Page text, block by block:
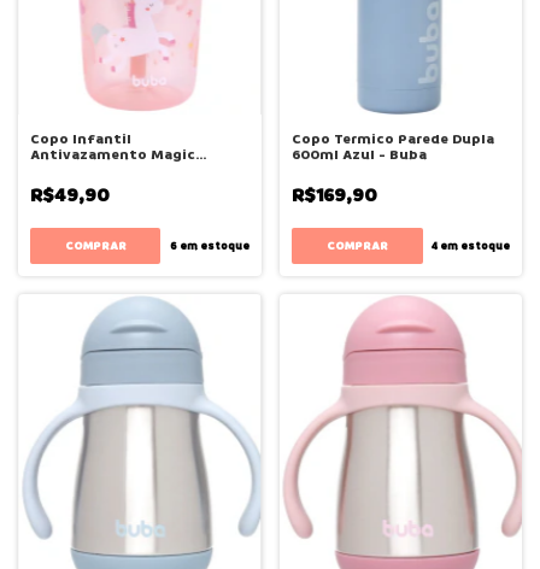
Copo Infantil
Antivazamento Magic
R$49,90
6em estoque
Copo Termico Parede Dupla
600ml Azul - Buba
R$169,90
4 em estoque